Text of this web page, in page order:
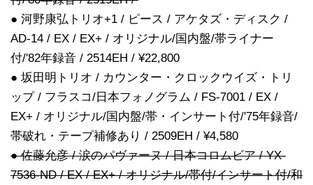
● 河野康弘トリオ+1 / ピース / アケタズ・ディスク /
AD-14 / EX / EX+ / オリジナル/国内盤/帯ライナー
付/'82年録音 / 2514EH / ¥22,800
● 坂田明トリオ / カウンター・クロックウイズ・トリ
ップ / フラスコ/日本フォノグラム / FS-7001 / EX /
EX+ / オリジナル/国内盤/帯・インサート付/'75年録音/
帯破れ・テープ補修あり / 2509EH / ¥4,580
● 佐藤允彦 / 涙のパヴァーヌ / 日本コロムビア / YX-
7536-ND / EX / EX+ / オリジナル/帯付/インサート付/和